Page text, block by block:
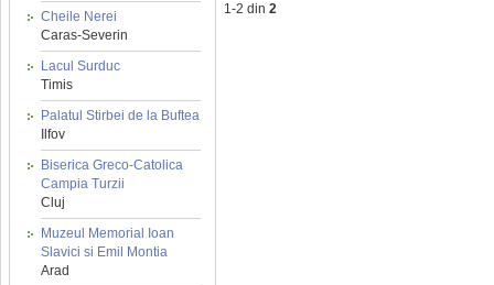
Cheile Nerei
Caras-Severin
Lacul Surduc
Timis
Palatul Stirbei de la Buftea
Ilfov
Biserica Greco-Catolica
Campia Turzii
Cluj
Muzeul Memorial Ioan
Slavici si Emil Montia
Arad
1-2 din 2